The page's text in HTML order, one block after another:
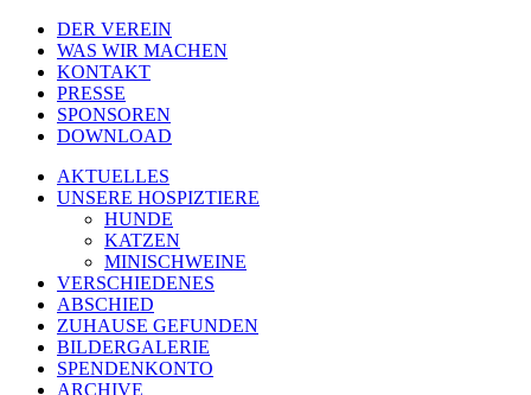
DER VEREIN
WAS WIR MACHEN
KONTAKT
PRESSE
SPONSOREN
DOWNLOAD
AKTUELLES
UNSERE HOSPIZTIERE
HUNDE
KATZEN
MINISCHWEINE
VERSCHIEDENES
ABSCHIED
ZUHAUSE GEFUNDEN
BILDERGALERIE
SPENDENKONTO
ARCHIVE